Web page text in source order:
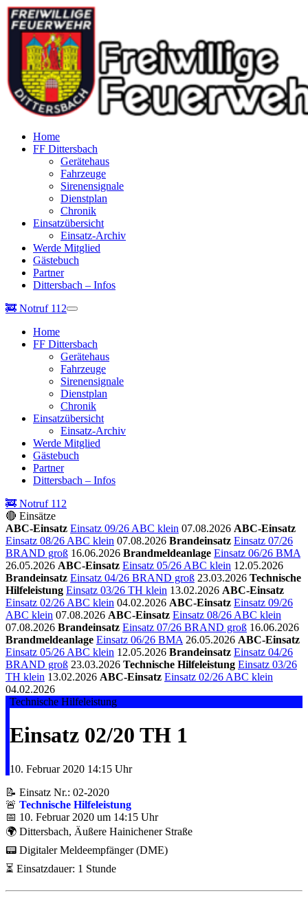
Home
FF Dittersbach
Gerätehaus
Fahrzeuge
Sirenensignale
Dienstplan
Chronik
Einsatzübersicht
Einsatz-Archiv
Werde Mitglied
Gästebuch
Partner
Dittersbach – Infos
🚒 Notruf 112
Home
FF Dittersbach
Gerätehaus
Fahrzeuge
Sirenensignale
Dienstplan
Chronik
Einsatzübersicht
Einsatz-Archiv
Werde Mitglied
Gästebuch
Partner
Dittersbach – Infos
🚒 Notruf 112
🔴 Einsätze
ABC-Einsatz Einsatz 09/26 ABC klein 07.08.2026 ABC-Einsatz
Einsatz 08/26 ABC klein 07.08.2026 Brandeinsatz Einsatz 07/26
BRAND groß 16.06.2026 Brandmeldeanlage Einsatz 06/26 BMA
26.05.2026 ABC-Einsatz Einsatz 05/26 ABC klein 12.05.2026
Brandeinsatz Einsatz 04/26 BRAND groß 23.03.2026 Technische
Hilfeleistung Einsatz 03/26 TH klein 13.02.2026 ABC-Einsatz
Einsatz 02/26 ABC klein 04.02.2026 ABC-Einsatz Einsatz 09/26
ABC klein 07.08.2026 ABC-Einsatz Einsatz 08/26 ABC klein
07.08.2026 Brandeinsatz Einsatz 07/26 BRAND groß 16.06.2026
Brandmeldeanlage Einsatz 06/26 BMA 26.05.2026 ABC-Einsatz
Einsatz 05/26 ABC klein 12.05.2026 Brandeinsatz Einsatz 04/26
BRAND groß 23.03.2026 Technische Hilfeleistung Einsatz 03/26
TH klein 13.02.2026 ABC-Einsatz Einsatz 02/26 ABC klein
04.02.2026
Technische Hilfeleistung
Einsatz 02/20 TH 1
10. Februar 2020 14:15 Uhr
📝 Einsatz Nr.: 02-2020
🚨 Technische Hilfeleistung
📅 10. Februar 2020 um 14:15 Uhr
🌍 Dittersbach, Äußere Hainichener Straße
📟 Digitaler Meldeempfänger (DME)
⏳ Einsatzdauer: 1 Stunde